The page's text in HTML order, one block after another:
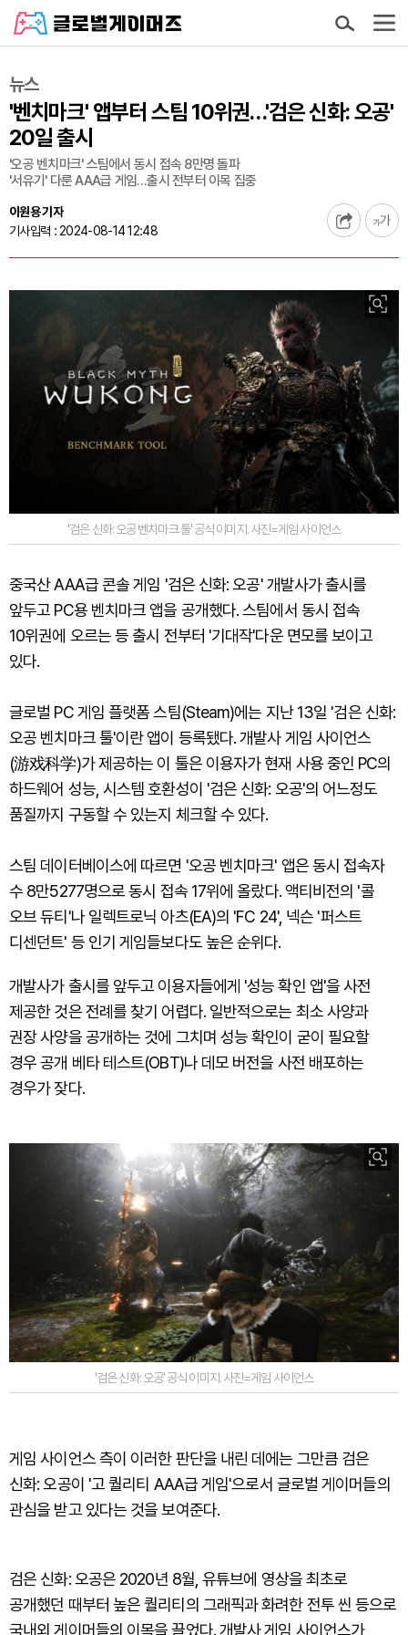
뉴스
'벤치마크' 앱부터 스팀 10위권…'검은 신화: 오공'
20일 출시
'오공 벤치마크' 스팀에서 동시 접속 8만명 돌파
'서유기' 다룬 AAA급 게임…출시 전부터 이목 집중
이원용 기자
기사입력 : 2024-08-14 12:48
'검은 신화: 오공 벤치마크 툴' 공식 이미지. 사진=게임 사이언스
중국산 AAA급 콘솔 게임 '검은 신화: 오공' 개발사가 출시를
앞두고 PC용 벤치마크 앱을 공개했다. 스팀에서 동시 접속
10위권에 오르는 등 출시 전부터 '기대작'다운 면모를 보이고
있다.
글로벌 PC 게임 플랫폼 스팀(Steam)에는 지난 13일 '검은 신화:
오공 벤치마크 툴'이란 앱이 등록됐다. 개발사 게임 사이언스
(游戏科学)가 제공하는 이 툴은 이용자가 현재 사용 중인 PC의
하드웨어 성능, 시스템 호환성이 '검은 신화: 오공'의 어느정도
품질까지 구동할 수 있는지 체크할 수 있다.
스팀 데이터베이스에 따르면 '오공 벤치마크' 앱은 동시 접속자
수 8만5277명으로 동시 접속 17위에 올랐다. 액티비전의 '콜
오브 듀티'나 일렉트로닉 아츠(EA)의 'FC 24', 넥슨 '퍼스트
디센던트' 등 인기 게임들보다도 높은 순위다.
개발사가 출시를 앞두고 이용자들에게 '성능 확인 앱'을 사전
제공한 것은 전례를 찾기 어렵다. 일반적으로는 최소 사양과
권장 사양을 공개하는 것에 그치며 성능 확인이 굳이 필요할
경우 공개 베타 테스트(OBT)나 데모 버전을 사전 배포하는
경우가 잦다.
'검은 신화: 오공' 공식 이미지. 사진=게임 사이언스
게임 사이언스 측이 이러한 판단을 내린 데에는 그만큼 검은
신화: 오공이 '고 퀄리티 AAA급 게임'으로서 글로벌 게이머들의
관심을 받고 있다는 것을 보여준다.
검은 신화: 오공은 2020년 8월, 유튜브에 영상을 최초로
공개했던 때부터 높은 퀄리티의 그래픽과 화려한 전투 씬 등으로
국내외 게이머들의 이목을 끌었다. 개발사 게임 사이언스가